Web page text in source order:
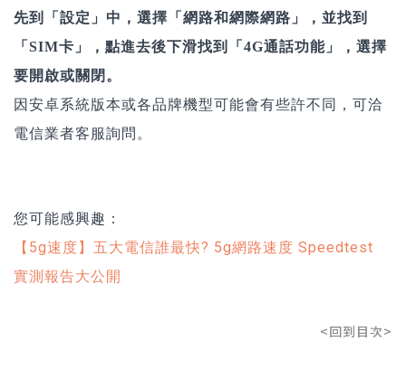
先到「設定」中，選擇「網路和網際網路」，並找到
「SIM卡」，點進去後下滑找到「4G通話功能」，選擇
要開啟或關閉。
因安卓系統版本或各品牌機型可能會有些許不同，可洽
電信業者客服詢問。
您可能感興趣：
【5g速度】五大電信誰最快? 5g網路速度 Speedtest
實測報告大公開
<回到目次>